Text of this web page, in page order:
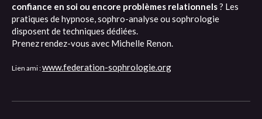
confiance en soi ou encore problèmes relationnels? Les
pratiques de hypnose, sophro-analyse ou sophrologie
disposent de techniques dédiées.
Prenez rendez-vous avec Michelle Renon.
Lien ami :www.federation-sophrologie.org